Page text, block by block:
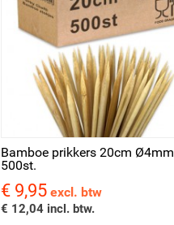
Bamboe prikkers 20cm Ø4mm
500st.
Prijs
€ 9,95 excl. btw
€ 12,04 incl. btw.